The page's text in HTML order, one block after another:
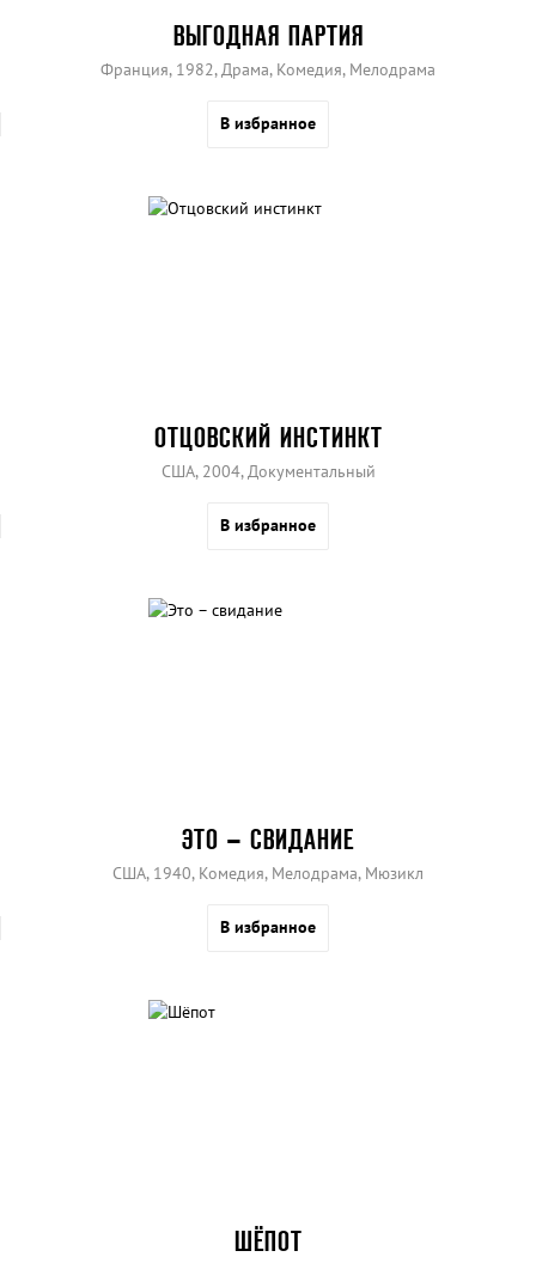
ВЫГОДНАЯ ПАРТИЯ
Франция, 1982, Драма, Комедия, Мелодрама
В избранное
ОТЦОВСКИЙ ИНСТИНКТ
США, 2004, Документальный
В избранное
ЭТО – СВИДАНИЕ
США, 1940, Комедия, Мелодрама, Мюзикл
В избранное
ШЁПОТ